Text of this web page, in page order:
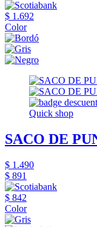
$ 1.692
Color
Quick shop
SACO DE
$ 1.490
$ 891
$ 842
Color